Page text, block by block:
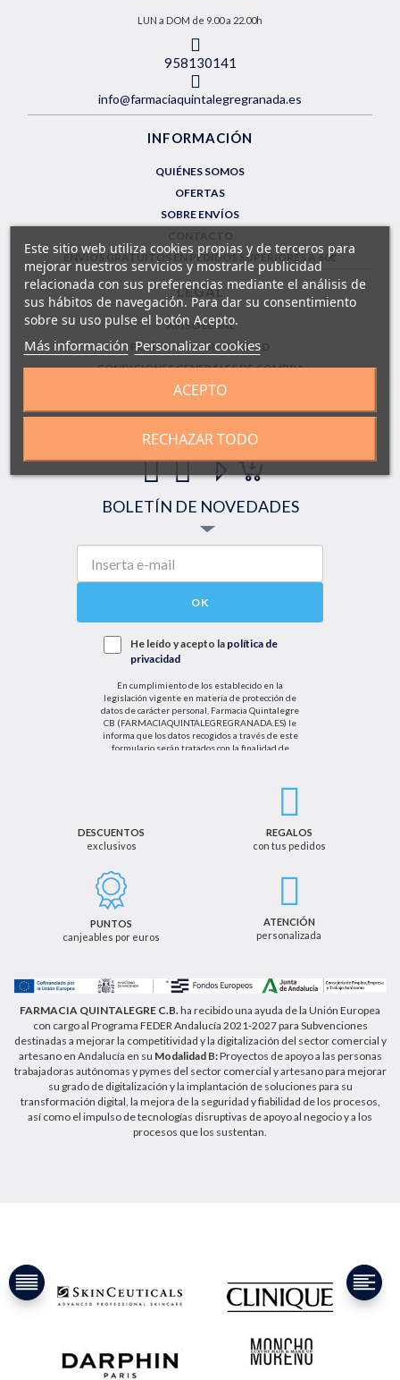
LUN a DOM de 9.00 a 22.00h
958130141
info@farmaciaquintalegregranada.es
INFORMACIÓN
QUIÉNES SOMOS
OFERTAS
SOBRE ENVÍOS
ENVÍOS GRATUITOS EN PEDIDOS SUPERIORES A 60€
LEGAL
AVISO LEGAL
POLÍTICA DE PRIVACIDAD
CONDICIONES GENERALES DE COMPRA
FORMULARIO DE DEVOLUCIONES
BOLETÍN DE NOVEDADES
OK
He leído y acepto la política de
privacidad
En cumplimiento de los establecido en la
legislación vigente en materia de protección de
datos de carácter personal, Farmacia Quintalegre
CB (FARMACIAQUINTALEGREGRANADA.ES) le
informa que los datos recogidos a través de este
formulario serán tratados con la finalidad de
el tratamiento de sus datos personales se basará
cancelación u oposición, así como los derechos
adicionales que le asisten a través de la dirección
de email info@farmaciaquintalegregranada.es, así
como a través de los medios detallados en la
información adicional sobre nuestra política de
privacidad que puede consultar en la dirección web
DESCUENTOS
exclusivos
REGALOS
con tus pedidos
PUNTOS
canjeables por euros
ATENCIÓN
personalizada
FARMACIA QUINTALEGRE C.B. ha recibido una ayuda de la Unión Europea
con cargo al Programa FEDER Andalucía 2021-2027 para Subvenciones
destinadas a mejorar la competitividad y la digitalización del sector comercial y
artesano en Andalucía en su Modalidad B:Proyectos de apoyo a las personas
trabajadoras autónomas y pymes del sector comercial y artesano para mejorar
su grado de digitalización y la implantación de soluciones para su
transformación digital, la mejora de la seguridad y fiabilidad de los procesos,
así como el impulso de tecnologías disruptivas de apoyo al negocio y a los
procesos que los sustentan.
Este sitio web utiliza cookies propias y de terceros para
mejorar nuestros servicios y mostrarle publicidad
relacionada con sus preferencias mediante el análisis de
sus hábitos de navegación. Para dar su consentimiento
sobre su uso pulse el botón Acepto.
Más información Personalizar cookies
RECHAZAR TODO
ACEPTO